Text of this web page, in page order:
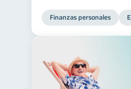
Finanzas personales